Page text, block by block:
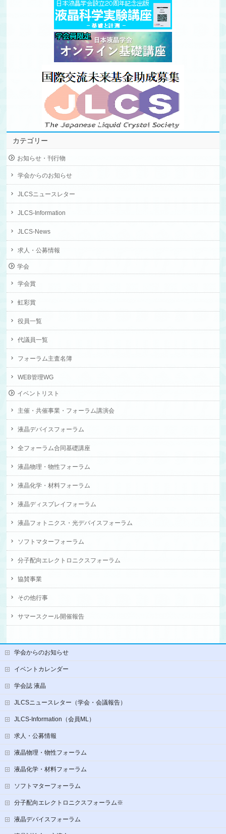
カテゴリー
お知らせ・刊行物
学会からのお知らせ
JLCSニュースレター
JLCS-Information
JLCS-News
求人・公募情報
学会
学会賞
虹彩賞
役員一覧
代議員一覧
フォーラム主査名簿
WEB管理WG
イベントリスト
主催・共催事業・フォーラム講演会
液晶デバイスフォーラム
全フォーラム合同基礎講座
液晶物理・物性フォーラム
液晶化学・材料フォーラム
液晶ディスプレイフォーラム
液晶フォトニクス・光デバイスフォーラム
ソフトマターフォーラム
分子配向エレクトロニクスフォーラム
協賛事業
その他行事
サマースクール開催報告
学会からのお知らせ
イベントカレンダー
学会誌 液晶
JLCSニュースレター（学会・会議報告）
JLCS-Information（会員ML）
求人・公募情報
液晶物理・物性フォーラム
液晶化学・材料フォーラム
ソフトマターフォーラム
分子配向エレクトロニクスフォーラム※
液晶デバイスフォーラム